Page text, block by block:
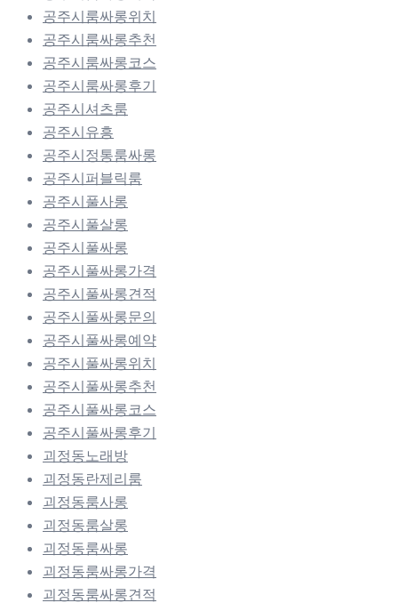
공주시룸싸롱위치
공주시룸싸롱추천
공주시룸싸롱코스
공주시룸싸롱후기
공주시셔츠룸
공주시유흥
공주시정통룸싸롱
공주시퍼블릭룸
공주시풀사롱
공주시풀살롱
공주시풀싸롱
공주시풀싸롱가격
공주시풀싸롱견적
공주시풀싸롱문의
공주시풀싸롱예약
공주시풀싸롱위치
공주시풀싸롱추천
공주시풀싸롱코스
공주시풀싸롱후기
괴정동노래방
괴정동란제리룸
괴정동룸사롱
괴정동룸살롱
괴정동룸싸롱
괴정동룸싸롱가격
괴정동룸싸롱견적